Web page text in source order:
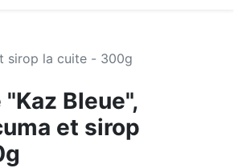
sirop la cuite - 300g
Bleue",
et sirop